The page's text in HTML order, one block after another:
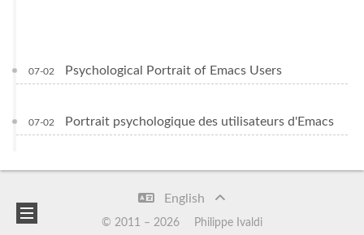
07-02 Psychological Portrait of Emacs Users
07-02 Portrait psychologique des utilisateurs d'Emacs
English
© 2011 – 2026 Philippe Ivaldi